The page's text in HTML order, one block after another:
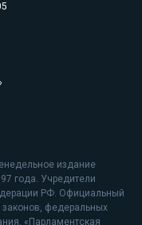
издание
года. Учредители
РФ. Официальный
законов, федеральных
«Парламентская